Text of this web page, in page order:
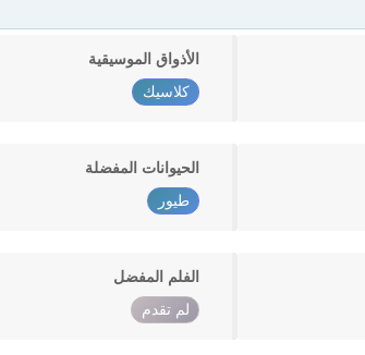
الأذواق الموسيقية
كلاسيك
الحيوانات المفضلة
طيور
الفلم المفضل
لم تقدم